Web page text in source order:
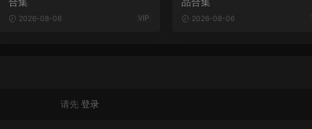
2026-08-06 VIP 2026-08-06
请先 登录